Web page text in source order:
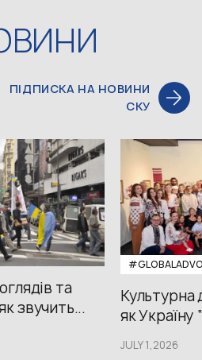
ПІДПИСКА НА НОВИНИ
СКУ
та
звучить...
Культурна
як
JULY 1,2026